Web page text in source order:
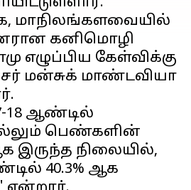
மாநிலங்களவையில்
கனிமொழி
எழுப்பிய கேள்விக்கு
மன்சுக் மாண்டவியா
18 ஆண்டில்
பெண்களின்
இருந்த நிலையில்,
40.3% ஆக